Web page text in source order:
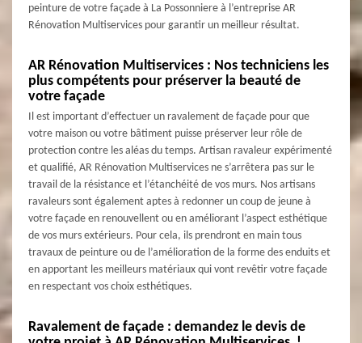
peinture de votre façade à La Possonniere à l’entreprise AR
Rénovation Multiservices pour garantir un meilleur résultat.
AR Rénovation Multiservices : Nos techniciens les
plus compétents pour préserver la beauté de
votre façade
Il est important d’effectuer un ravalement de façade pour que
votre maison ou votre bâtiment puisse préserver leur rôle de
protection contre les aléas du temps. Artisan ravaleur expérimenté
et qualifié, AR Rénovation Multiservices ne s’arrêtera pas sur le
travail de la résistance et l’étanchéité de vos murs. Nos artisans
ravaleurs sont également aptes à redonner un coup de jeune à
votre façade en renouvellent ou en améliorant l’aspect esthétique
de vos murs extérieurs. Pour cela, ils prendront en main tous
travaux de peinture ou de l’amélioration de la forme des enduits et
en apportant les meilleurs matériaux qui vont revêtir votre façade
en respectant vos choix esthétiques.
Ravalement de façade : demandez le devis de